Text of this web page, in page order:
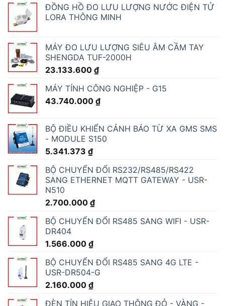
ĐỒNG HỒ ĐO LƯU LƯỢNG NƯỚC ĐIỆN TỬ
LORA THÔNG MINH
MÁY ĐO LƯU LƯỢNG SIÊU ÂM CẦM TAY
SHENGDA TUF-2000H
23.133.600 ₫
MÁY TÍNH CÔNG NGHIỆP - G15
43.740.000 ₫
BỘ ĐIỀU KHIỂN CẢNH BÁO TỪ XA GMS SMS
- MODULE S150
5.341.373 ₫
BỘ CHUYỂN ĐỔI RS232/RS485/RS422
SANG ETHERNET MQTT GATEWAY - USR-
N510
2.700.000 ₫
BỘ CHUYỂN ĐỔI RS485 SANG WIFI - USR-
DR404
1.566.000 ₫
BỘ CHUYỂN ĐỔI RS485 SANG 4G LTE -
USR-DR504-G
2.160.000 ₫
ĐÈN TÍN HIỆU GIAO THÔNG ĐỎ - VÀNG -